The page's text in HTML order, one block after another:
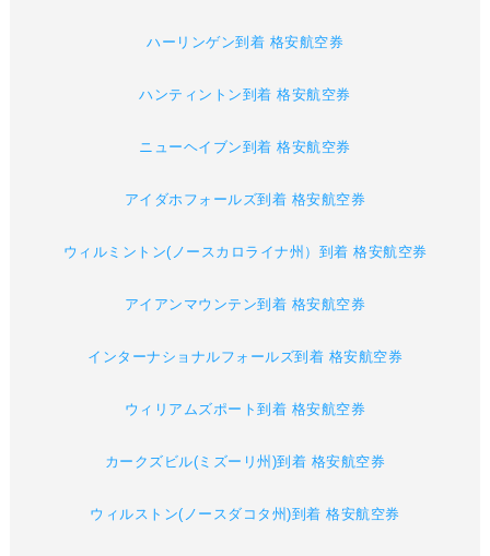
ハーリンゲン到着 格安航空券
ハンティントン到着 格安航空券
ニューヘイブン到着 格安航空券
アイダホフォールズ到着 格安航空券
ウィルミントン(ノースカロライナ州）到着 格安航空券
アイアンマウンテン到着 格安航空券
インターナショナルフォールズ到着 格安航空券
ウィリアムズポート到着 格安航空券
カークズビル(ミズーリ州)到着 格安航空券
ウィルストン(ノースダコタ州)到着 格安航空券